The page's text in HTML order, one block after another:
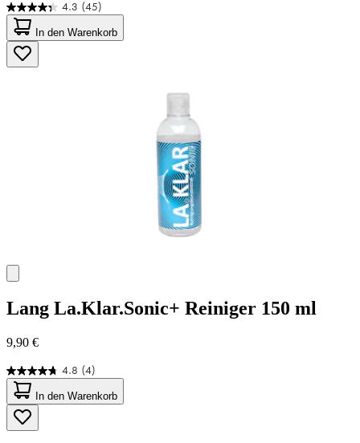
4.3 (45)
4.3
von
5
Sternen.
45
In den Warenkorb
Lang La.Klar.Sonic+ Reiniger 150 ml
9,90 €
4.8 (4)
4.8
von
5
Sternen.
4
In den Warenkorb